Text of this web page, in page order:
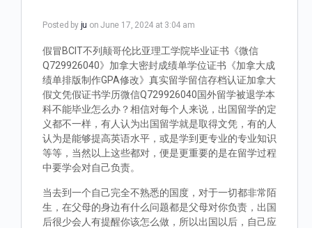
Posted by ju on June 17, 2024 at 3:04 am
假冒BCIT不列颠哥伦比亚理工学院毕业证书《微信
Q729926040》加拿大密封成绩单学位证书《加拿大成
绩单排版制作GPA修改》真实留学留信存档认证加拿大
假文凭假证书学历微信Q729926040国外留学被退学本
科不能毕业怎么办？相信对每个人来说，出国留学的定
义都不一样，有人认为出国留学就是取得文凭，有的人
认为是能够提高英语水平，或是学到更专业的专业知识
等等，当然以上这些都对，便是更重要的是在留学过程
中要学会对自己负责。
当去到一个自己完全不熟悉的国度，对于一切都非常陌
生，在父母的身边有什么问题都是父母对你负责，出国
后很少会人有提醒你该怎么做，所以出国以后，自己应